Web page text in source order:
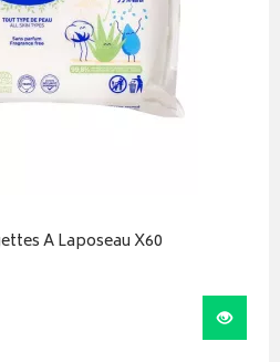
A Laposeau X60